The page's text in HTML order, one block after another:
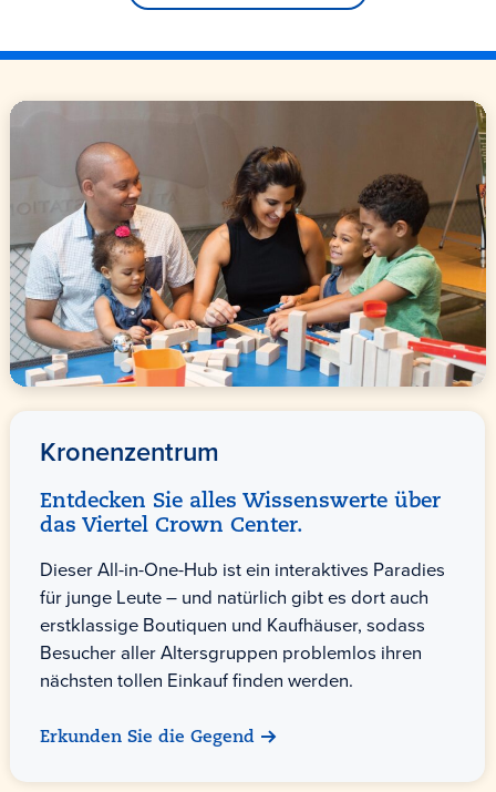
Kronenzentrum
Entdecken Sie alles Wissenswerte über
das Viertel Crown Center.
Dieser All-in-One-Hub ist ein interaktives Paradies
für junge Leute – und natürlich gibt es dort auch
erstklassige Boutiquen und Kaufhäuser, sodass
Besucher aller Altersgruppen problemlos ihren
nächsten tollen Einkauf finden werden.
Erkunden Sie die Gegend